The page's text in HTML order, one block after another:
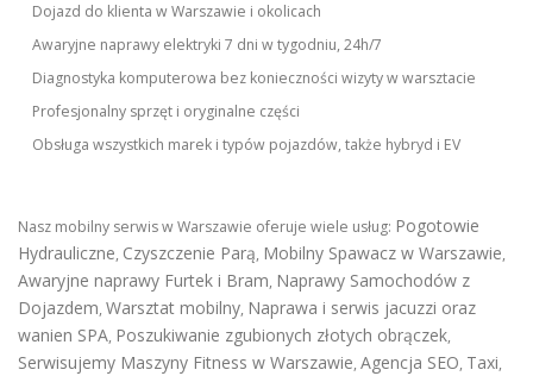
Dojazd do klienta w Warszawie i okolicach
Awaryjne naprawy elektryki 7 dni w tygodniu, 24h/7
Diagnostyka komputerowa bez konieczności wizyty w warsztacie
Profesjonalny sprzęt i oryginalne części
Obsługa wszystkich marek i typów pojazdów, także hybryd i EV
Nasz mobilny serwis w Warszawie oferuje wiele usług: Pogotowie
Hydrauliczne, Czyszczenie Parą, Mobilny Spawacz w Warszawie,
Awaryjne naprawy Furtek i Bram, Naprawy Samochodów z
Dojazdem, Warsztat mobilny, Naprawa i serwis jacuzzi oraz
wanien SPA, Poszukiwanie zgubionych złotych obrączek,
Serwisujemy Maszyny Fitness w Warszawie, Agencja SEO, Taxi,